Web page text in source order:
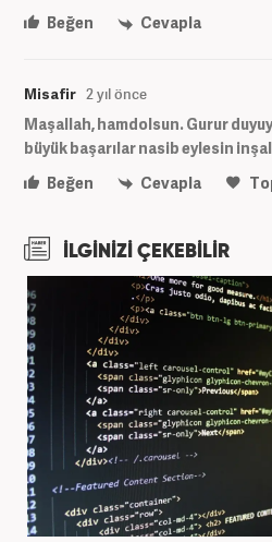
Beğen
Cevapla
Misafir 2 yıl önce
Maşallah, hamdolsun. Gurur
büyük başarılar nasib eylesin
Beğen
Cevapla
İLGİNİZİ ÇEKEBİLİR